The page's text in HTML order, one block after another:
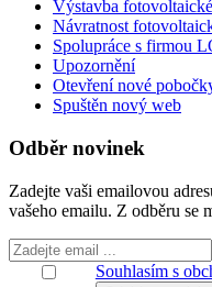
Výstavba
Návratnost
Spolupráce s firmou
Upozornění
Otevření nové
Spuštěn nový web
Odběr novinek
Zadejte vaši emailovou
vašeho emailu. Z odběru se
Souhlasím s